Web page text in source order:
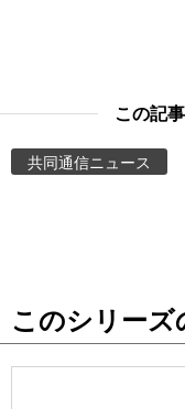
東京
この記
共同通信ニュース
このシリーズ